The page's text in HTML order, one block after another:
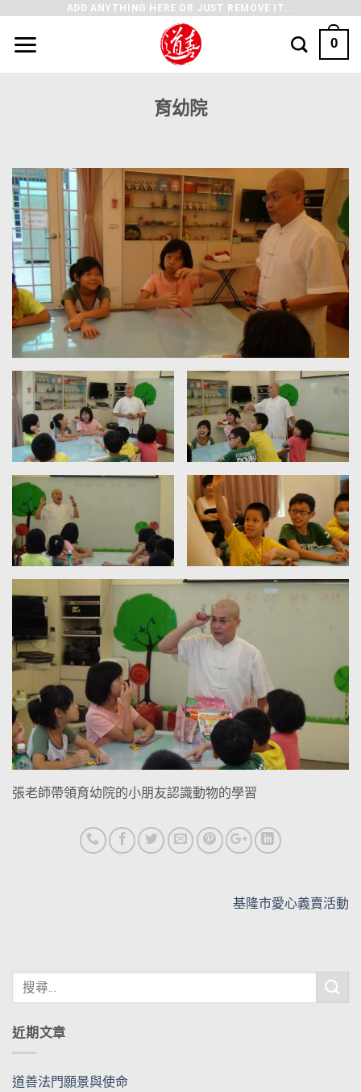
ADD ANYTHING HERE OR JUST REMOVE IT...
0
育幼院
張老師帶領育幼院的小朋友認識動物的學習
基隆市愛心義賣活動
近期文章
道善法門願景與使命